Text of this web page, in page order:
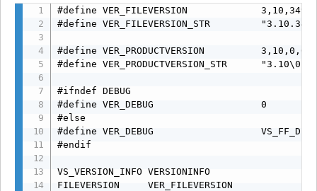
#define VER_FILEVERSION
#define VER_FILEVERSION_STR
#define VER_PRODUCTVERSION          3,10,0,0
#define VER_PRODUCTVERSION_STR      "3.10\0"
#ifndef DEBUG
#define VER_DEBUG                   0
#else
#define VER_DEBUG
#endif
VS_VERSION_INFO VERSIONINFO
FILEVERSION     VER_FILEVERSION